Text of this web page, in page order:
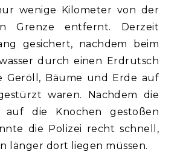
wenige Kilometer von der
Grenze entfernt. Derzeit
gesichert, nachdem beim
durch einen Erdrutsch
Geröll, Bäume und Erde auf
waren. Nachdem die
auf die Knochen gestoßen
die Polizei recht schnell,
länger dort liegen müssen.